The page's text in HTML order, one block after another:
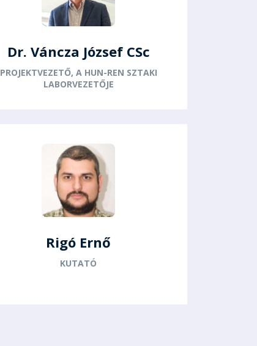
Dr. Váncza József CSc
PROJEKTVEZETŐ, A HUN-REN SZTAKI
LABORVEZETŐJE
Rigó Ernő
KUTATÓ